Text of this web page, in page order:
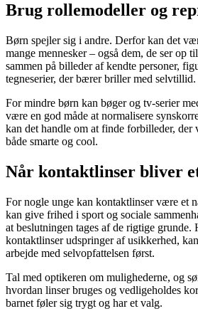
Brug rollemodeller og
Børn spejler sig i andre. Derfor kan det
mange mennesker – også dem, de ser op
sammen på billeder af kendte personer,
tegneserier, der bærer briller med selvtillid.
For mindre børn kan bøger og tv-serier
være en god måde at normalisere
kan det handle om at finde forbilleder,
både smarte og cool.
Når kontaktlinser bliver
For nogle unge kan kontaktlinser være et
kan give frihed i sport og sociale
at beslutningen tages af de rigtige grunde.
kontaktlinser udspringer af usikkerhed,
arbejde med selvopfattelsen først.
Tal med optikeren om mulighederne, og
hvordan linser bruges og vedligeholdes
barnet føler sig trygt og har et valg.